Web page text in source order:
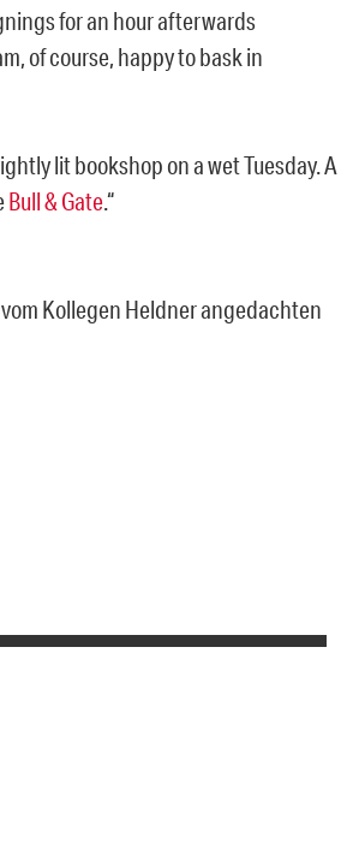
for an hour afterwards
of course, happy to bask in
lit bookshop on a wet Tuesday. A
Bull & Gate.“
Kollegen Heldner angedachten